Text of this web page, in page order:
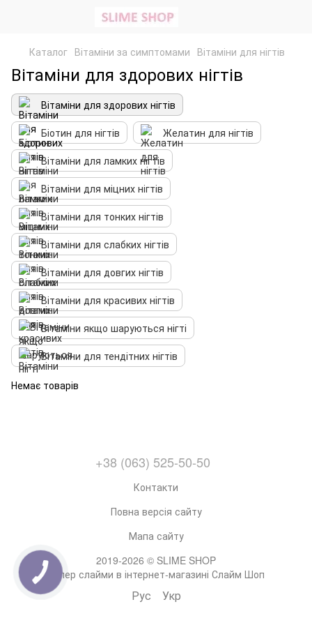
Каталог Вітаміни за симптомами Вітаміни для нігтів
Вітаміни для здорових нігтів
Вітаміни для здорових нігтів
Біотин для нігтів
Желатин для нігтів
Вітаміни для ламких нігтів
Вітаміни для міцних нігтів
Вітаміни для тонких нігтів
Вітаміни для слабких нігтів
Вітаміни для довгих нігтів
Вітаміни для красивих нігтів
Вітаміни якщо шаруються нігті
Вітаміни для тендітних нігтів
Немає товарів
+38 (063) 525-50-50
Контакти
Повна версія сайту
Мапа сайту
2019-2026 © SLIME SHOP
Супер слайми в інтернет-магазині Слайм Шоп
Рус Укр